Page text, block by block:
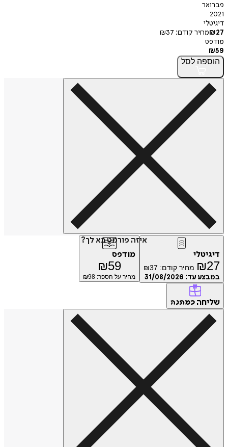
פברואר
2021
דיגיטלי
₪27 מחיר קודם: ₪37
מודפס
₪59
הוספה לסל
איזה פורמט בא לך?
דיגיטלי
₪27 מחיר קודם: ₪37
במבצע עד: 31/08/2026
מודפס
₪59
מחיר על הספר: ₪ 98
שליחה כמתנה